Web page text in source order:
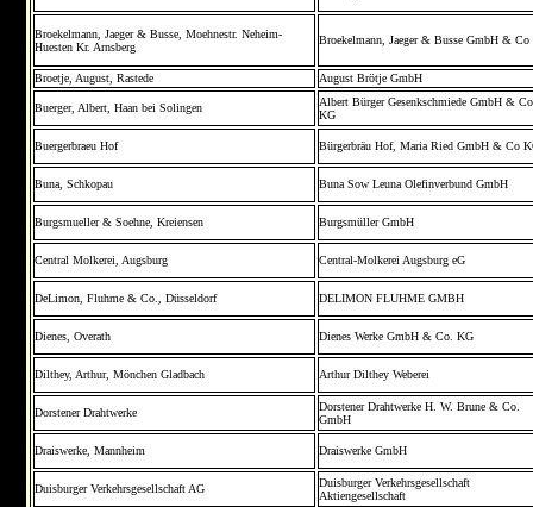
Broekelmann, Jaeger & Busse, Moehnestr. Neheim-
Huesten Kr. Arnsberg
Broekelmann, Jaeger & Busse GmbH & Co
Broetje, August, Rastede August Brötje GmbH
Buerger, Albert, Haan bei Solingen
Albert Bürger Gesenkschmiede GmbH & Co
KG
Buergerbraeu Hof Bürgerbräu Hof, Maria Ried GmbH & Co
Buna, Schkopau Buna Sow Leuna Olefinverbund GmbH
Burgsmueller & Soehne, Kreiensen Burgsmüller GmbH
Central Molkerei, Augsburg Central-Molkerei Augsburg eG
DeLimon, Fluhme & Co., Düsseldorf DELIMON FLUHME GMBH
Dienes, Overath Dienes Werke GmbH & Co. KG
Dilthey, Arthur, Mönchen Gladbach Arthur Dilthey Weberei
Dorstener Drahtwerke
Dorstener Drahtwerke H. W. Brune & Co.
GmbH
Draiswerke, Mannheim Draiswerke GmbH
Duisburger Verkehrsgesellschaft AG
Duisburger Verkehrsgesellschaft
Aktiengesellschaft